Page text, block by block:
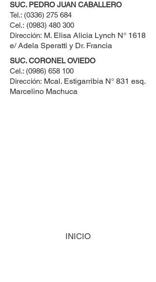
SUC. PEDRO JUAN CABALLERO
Tel.: (0336) 275 684
Cel.: (0983) 480 300
Dirección: M. Elisa Alicia Lynch N° 1618
e/ Adela Speratti y Dr. Francia
SUC. CORONEL OVIEDO
Cel.: (0986) 658 100
Dirección: Mcal. Estigarribia N° 831 esq.
Marcelino Machuca
INICIO